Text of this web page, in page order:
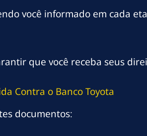
você informado em cada
que você receba seus
Contra o Banco Toyota
documentos: